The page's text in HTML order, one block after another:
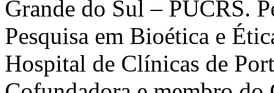
Grande do Sul – PUCRS.
Pesquisa em Bioética e
Hospital de Clínicas de